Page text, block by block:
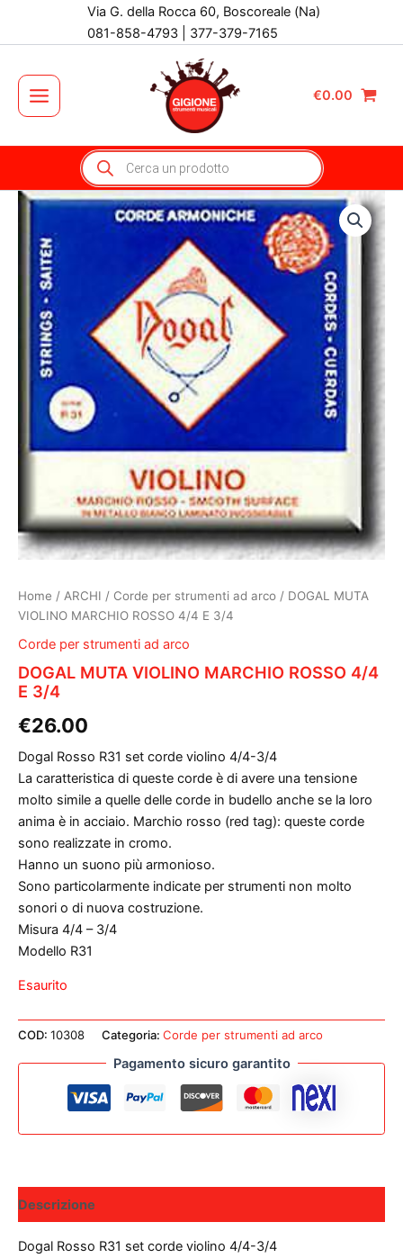
Via G. della Rocca 60, Boscoreale (Na)
081-858-4793 | 377-379-7165
Main
Menu
€0.00
Products
search
Home / ARCHI / Corde per strumenti ad arco / DOGAL MUTA
VIOLINO MARCHIO ROSSO 4/4 E 3/4
Corde per strumenti ad arco
DOGAL MUTA VIOLINO MARCHIO ROSSO 4/4
E 3/4
€26.00
Dogal Rosso R31 set corde violino 4/4-3/4
La caratteristica di queste corde è di avere una tensione
molto simile a quelle delle corde in budello anche se la loro
anima è in acciaio. Marchio rosso (red tag): queste corde
sono realizzate in cromo.
Hanno un suono più armonioso.
Sono particolarmente indicate per strumenti non molto
sonori o di nuova costruzione.
Misura 4/4 – 3/4
Modello R31
Esaurito
COD: 10308 Categoria: Corde per strumenti ad arco
Pagamento sicuro garantito
Descrizione
Dogal Rosso R31 set corde violino 4/4-3/4